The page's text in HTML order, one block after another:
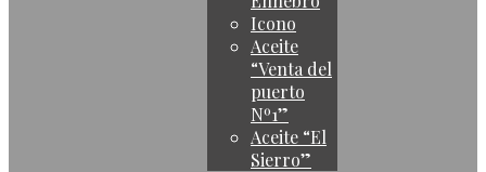
Icono
Aceite
“Venta del
puerto
Nº1”
Aceite “El
Sierro”